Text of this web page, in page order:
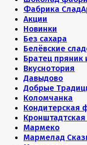
Фабрика
Акции
Новинки
Без сахара
Белёвские
Братец пряник
Вкуснотория
Давыдово
Добрые
Коломчанка
Кондитерская
Мармеко
Мармелад